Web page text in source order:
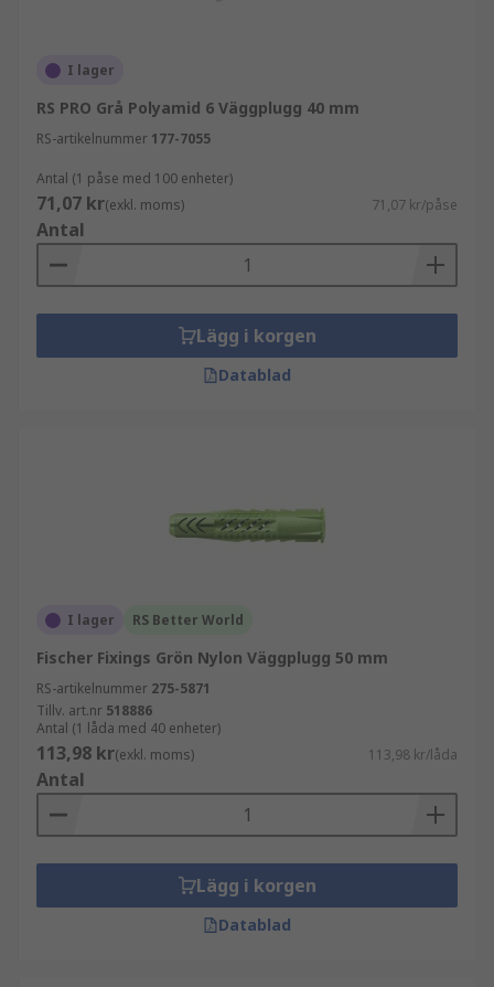
I lager
RS PRO Grå Polyamid 6 Väggplugg 40 mm
RS-artikelnummer 177-7055
Antal (1 påse med 100 enheter)
71,07 kr(exkl. moms) 71,07 kr/påse
Antal
Lägg i korgen
Datablad
I lager RS Better World
Fischer Fixings Grön Nylon Väggplugg 50 mm
RS-artikelnummer 275-5871
Tillv. art.nr 518886
Antal (1 låda med 40 enheter)
113,98 kr(exkl. moms) 113,98 kr/låda
Antal
Lägg i korgen
Datablad